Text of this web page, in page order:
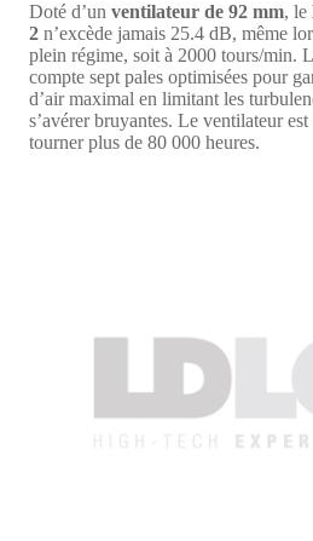
Doté d’un ventilateur de 92 mm, le
2 n’excède jamais 25.4 dB, même
plein régime, soit à 2000 tours/min.
compte sept pales optimisées pour
d’air maximal en limitant les
s’avérer bruyantes. Le ventilateur
tourner plus de 80 000 heures.